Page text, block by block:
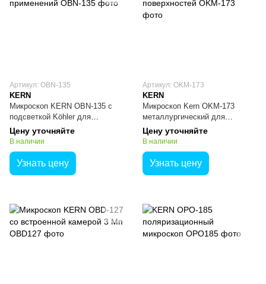
Артикул: OBN-135
KERN
Микроскоп KERN OBN-135 с
подсветкой Köhler для
требовательных применений
Цену уточняйте
В наличии
Узнать цену
Артикул: OKM-173
KERN
Микроскоп Kern OKM-173
металлургический для
испытания материалов и
поверхностей
Цену уточняйте
В наличии
Узнать цену